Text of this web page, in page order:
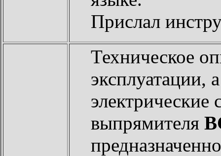
Прислал
Техническое
эксплуатации,
электрические
выпрямителя